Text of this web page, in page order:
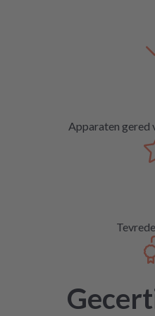
Apparaten gered